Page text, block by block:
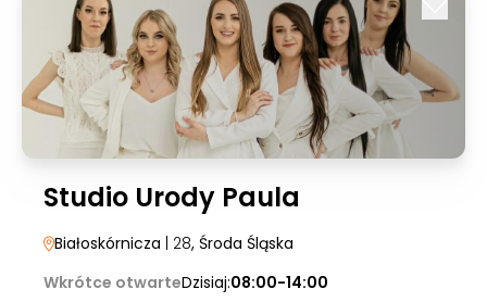
Studio Urody Paula
Białoskórnicza | 28, Środa Śląska
Wkrótce otwarteDzisiaj:08:00-14:00